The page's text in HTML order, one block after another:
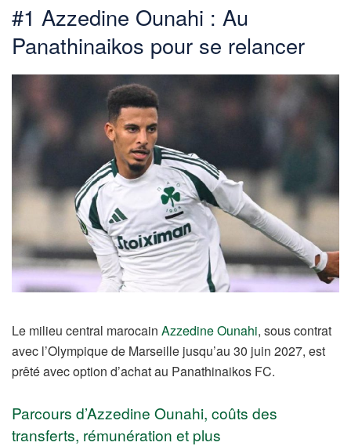
#1 Azzedine Ounahi : Au
Panathinaikos pour se relancer
Le milieu central marocain Azzedine Ounahi, sous contrat
avec l’Olympique de Marseille jusqu’au 30 juin 2027, est
prêté avec option d’achat au Panathinaikos FC.
Parcours d’Azzedine Ounahi, coûts des
transferts, rémunération et plus